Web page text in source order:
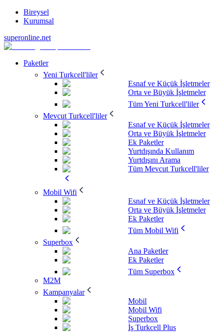
Bireysel
Kurumsal
superonline.net
Paketler
Yeni Turkcell'liler
Esnaf ve Küçük İşletmeler
Orta ve Büyük İşletmeler
Tüm Yeni Turkcell'liler
Mevcut Turkcell'liler
Esnaf ve Küçük İşletmeler
Orta ve Büyük İşletmeler
Ek Paketler
Yurtdışında Kullanım
Yurtdışını Arama
Tüm Mevcut Turkcell'liler
Mobil Wifi
Esnaf ve Küçük İşletmeler
Orta ve Büyük İşletmeler
Ek Paketler
Tüm Mobil Wifi
Superbox
Ana Paketler
Ek Paketler
Tüm Superbox
M2M
Kampanyalar
Mobil
Mobil Wifi
Superbox
İş Turkcell Plus